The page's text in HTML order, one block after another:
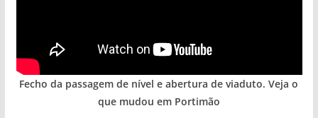
Fecho da passagem de nível e abertura de viaduto. Veja o
que mudou em Portimão